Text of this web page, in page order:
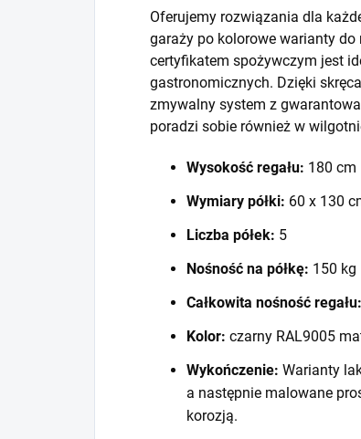
Oferujemy rozwiązania dla
garaży po kolorowe warianty do
certyfikatem spożywczym jest
gastronomicznych. Dzięki
zmywalny system z
poradzi sobie również w
Wysokość regału: 180 cm
Wymiary półki: 60 x 130
Liczba półek: 5
Nośność na półkę: 150 kg
Całkowita nośność regału:
Kolor: czarny RAL9005
Wykończenie: Warianty
a następnie malowane
korozją.